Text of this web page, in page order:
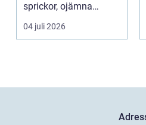
sprickor, ojämna
kanter eller en sned
tandr...
04 juli 2026